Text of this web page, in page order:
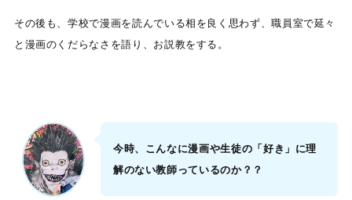
その後も、学校で漫画を読んでいる相を良く思わず、職員室で延々
と漫画のくだらなさを語り、お説教をする。
今時、こんなに漫画や生徒の「好き」に理
解のない教師っているのか？？